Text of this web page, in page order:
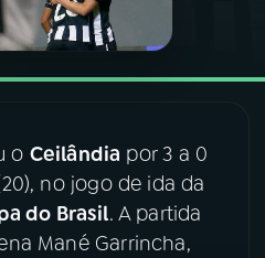
o Ceilândia por 3 a 0
no jogo de ida da
do Brasil. A partida
Mané Garrincha,